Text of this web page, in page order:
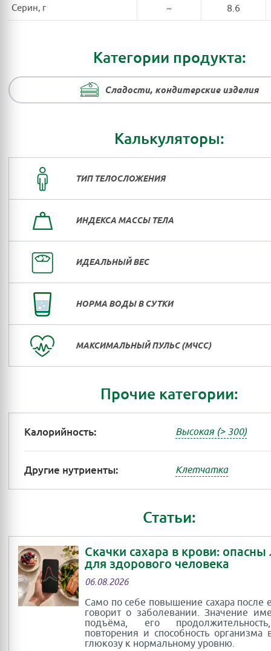
Серин, г ~ 8.6
Категории продукта:
Сладости, кондитерские изделия
Калькуляторы:
ТИП ТЕЛОСЛОЖЕНИЯ
ИНДЕКСА МАССЫ ТЕЛА
ИДЕАЛЬНЫЙ ВЕС
НОРМА ВОДЫ В СУТКИ
МАКСИМАЛЬНЫЙ ПУЛЬС (МЧСС)
Прочие категории:
Калорийность: Высокая (> 300)
Другие нутриенты: Клетчатка
Статьи:
Скачки сахара в крови: опасны
для здорового человека
06.08.2026
Само по себе повышение сахара после
говорит о заболевании. Значение
подъёма, его
повторения и способность организма
глюкозу к нормальному уровню.